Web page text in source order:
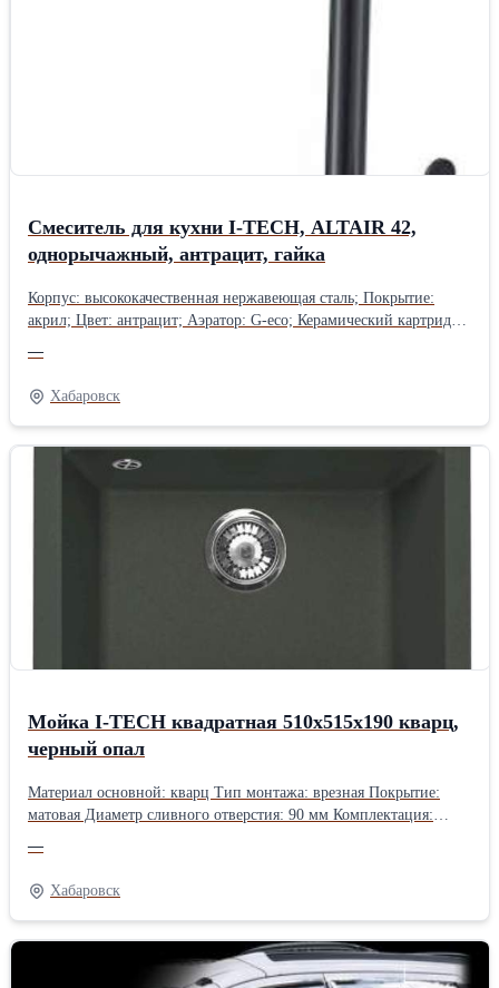
Cмеситель для кухни I-TECH, ALTAIR 42,
однорычажный, антрацит, гайка
Корпус: высококачественная нержавеющая сталь; Покрытие:
акрил; Цвет: антрацит; Аэратор: G-eco; Керамический картридж:
—
Хабаровск
Мойка I-TECH квадратная 510х515х190 кварц,
черный опал
Материал основной: кварц Тип монтажа: врезная Покрытие:
матовая Диаметр сливного отверстия: 90 мм Комплектация:
—
Хабаровск